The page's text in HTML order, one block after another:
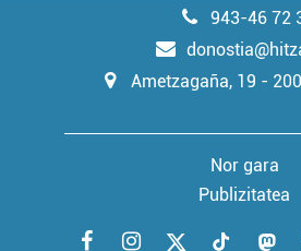
943-46 72
Ametzagaña, 19 -
Nor gara
Publizitatea